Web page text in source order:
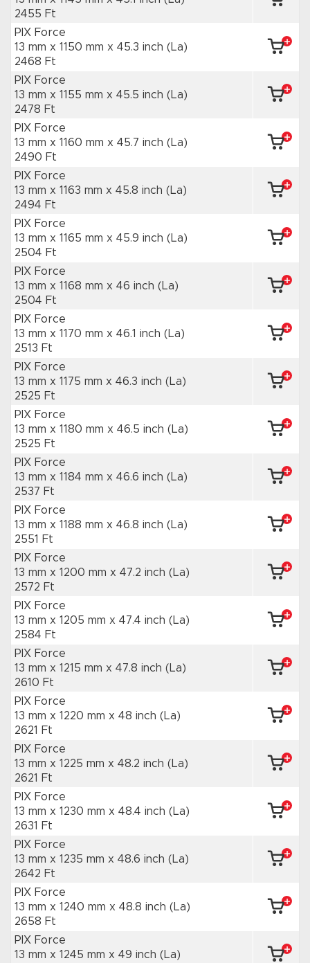
2455 Ft
PIX Force
13 mm x 1150 mm x 45.3 inch (La)
2468 Ft
PIX Force
13 mm x 1155 mm x 45.5 inch (La)
2478 Ft
PIX Force
13 mm x 1160 mm x 45.7 inch (La)
2490 Ft
PIX Force
13 mm x 1163 mm x 45.8 inch (La)
2494 Ft
PIX Force
13 mm x 1165 mm x 45.9 inch (La)
2504 Ft
PIX Force
13 mm x 1168 mm x 46 inch (La)
2504 Ft
PIX Force
13 mm x 1170 mm x 46.1 inch (La)
2513 Ft
PIX Force
13 mm x 1175 mm x 46.3 inch (La)
2525 Ft
PIX Force
13 mm x 1180 mm x 46.5 inch (La)
2525 Ft
PIX Force
13 mm x 1184 mm x 46.6 inch (La)
2537 Ft
PIX Force
13 mm x 1188 mm x 46.8 inch (La)
2551 Ft
PIX Force
13 mm x 1200 mm x 47.2 inch (La)
2572 Ft
PIX Force
13 mm x 1205 mm x 47.4 inch (La)
2584 Ft
PIX Force
13 mm x 1215 mm x 47.8 inch (La)
2610 Ft
PIX Force
13 mm x 1220 mm x 48 inch (La)
2621 Ft
PIX Force
13 mm x 1225 mm x 48.2 inch (La)
2621 Ft
PIX Force
13 mm x 1230 mm x 48.4 inch (La)
2631 Ft
PIX Force
13 mm x 1235 mm x 48.6 inch (La)
2642 Ft
PIX Force
13 mm x 1240 mm x 48.8 inch (La)
2658 Ft
PIX Force
13 mm x 1245 mm x 49 inch (La)